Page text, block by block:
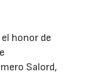
honor de
Salord,